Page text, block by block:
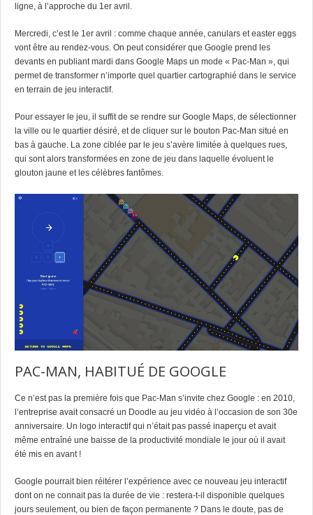
ligne, à l’approche du 1er avril.
Mercredi, c’est le 1er avril : comme chaque année, canulars et easter eggs
vont être au rendez-vous. On peut considérer que Google prend les
devants en publiant mardi dans Google Maps un mode « Pac-Man », qui
permet de transformer n’importe quel quartier cartographié dans le service
en terrain de jeu interactif.
Pour essayer le jeu, il suffit de se rendre sur Google Maps, de sélectionner
la ville ou le quartier désiré, et de cliquer sur le bouton Pac-Man situé en
bas à gauche. La zone ciblée par le jeu s’avère limitée à quelques rues,
qui sont alors transformées en zone de jeu dans laquelle évoluent le
glouton jaune et les célèbres fantômes.
PAC-MAN, HABITUÉ DE GOOGLE
Ce n’est pas la première fois que Pac-Man s’invite chez Google : en 2010,
l’entreprise avait consacré un Doodle au jeu vidéo à l’occasion de son 30e
anniversaire. Un logo interactif qui n’était pas passé inaperçu et avait
même entraîné une baisse de la productivité mondiale le jour où il avait
été mis en avant !
Google pourrait bien réitérer l’expérience avec ce nouveau jeu interactif
dont on ne connait pas la durée de vie : restera-t-il disponible quelques
jours seulement, ou bien de façon permanente ? Dans le doute, pas de